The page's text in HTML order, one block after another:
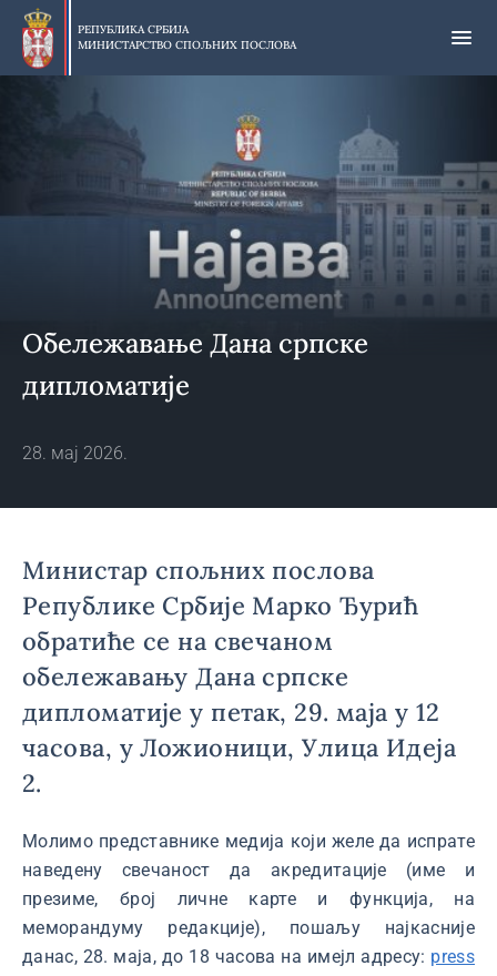
Прескочи
главни
део
РЕПУБЛИКА СРБИЈА
МИНИСТАРСТВО СПОЉНИХ ПОСЛОВА
Обележавање Дана српске
дипломатије
28. мај 2026.
Министар спољних послова
Републике Србије Марко Ђурић
обратиће се на свечаном
обележавању Дана српске
дипломатије у петак, 29. маја у 12
часова, у Ложионици, Улица Идеја
2.
Молимо представнике медија који желе да испрате
наведену свечаност да акредитације (име и
презиме, број личне карте и функција, на
меморандуму редакције), пошаљу најкасније
данас, 28. маја, до 18 часова на имејл адресу: press